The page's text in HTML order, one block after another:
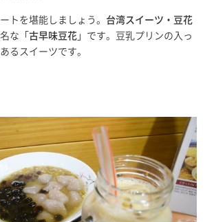
トを堪能しましょう。 台湾スイーツ・豆花
な「 古早味豆花 」です。豆乳プリンの入っ
るスイーツです。